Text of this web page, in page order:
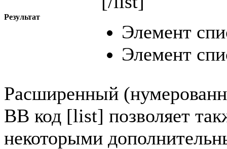
Результат
Элемент
Элемент
Расширенный
BB код [list] позволяет
некоторыми